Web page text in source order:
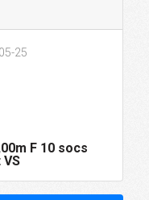
25
F 10 socs